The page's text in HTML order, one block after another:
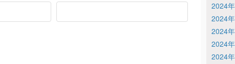
2024
2024
2024
2024
2024